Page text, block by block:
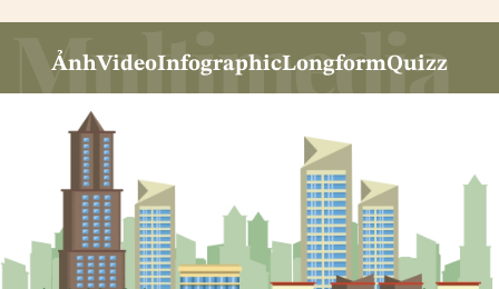
ẢnhVideoInfographicLongformQuizz